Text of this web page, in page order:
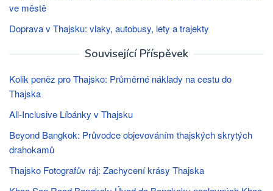
ve městě
Doprava v Thajsku: vlaky, autobusy, lety a trajekty
Související Příspěvek
Kolik peněz pro Thajsko: Průměrné náklady na cestu do
Thajska
All-Inclusive Líbánky v Thajsku
Beyond Bangkok: Průvodce objevováním thajských skrytých
drahokamů
Thajsko Fotografův ráj: Zachycení krásy Thajska